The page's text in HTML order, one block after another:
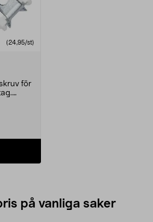
(24,95/st)
för
på vanliga saker